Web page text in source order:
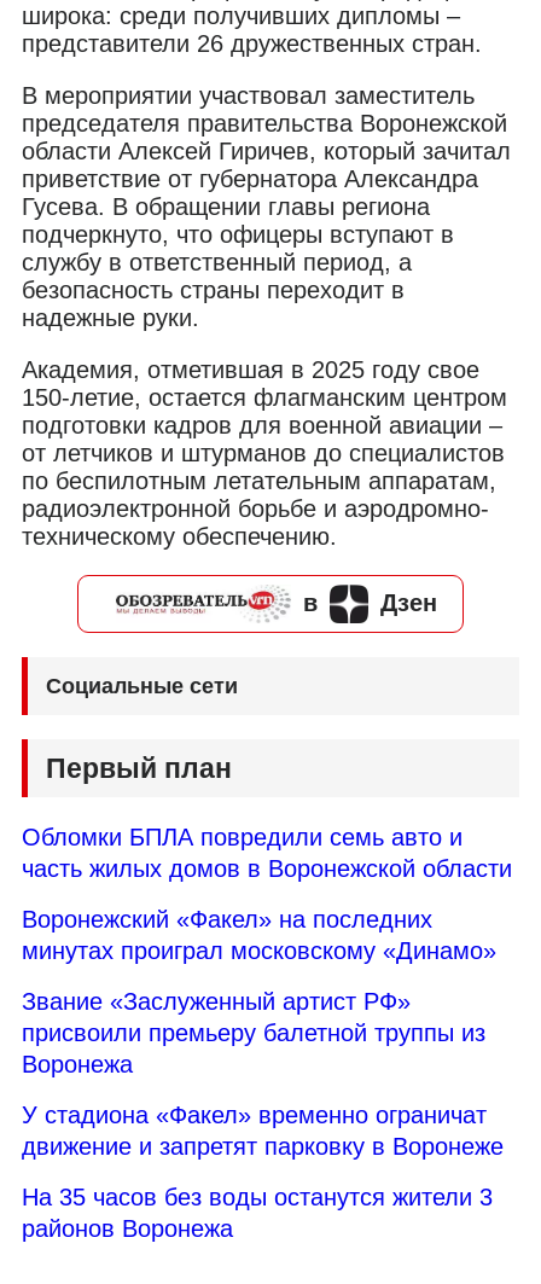
широка: среди получивших дипломы –
представители 26 дружественных стран.
В мероприятии участвовал заместитель
председателя правительства Воронежской
области Алексей Гиричев, который зачитал
приветствие от губернатора Александра
Гусева. В обращении главы региона
подчеркнуто, что офицеры вступают в
службу в ответственный период, а
безопасность страны переходит в
надежные руки.
Академия, отметившая в 2025 году свое
150-летие, остается флагманским центром
подготовки кадров для военной авиации –
от летчиков и штурманов до специалистов
по беспилотным летательным аппаратам,
радиоэлектронной борьбе и аэродромно-
техническому обеспечению.
в Дзен
Социальные сети
Первый план
Обломки БПЛА повредили семь авто и
часть жилых домов в Воронежской области
Воронежский «Факел» на последних
минутах проиграл московскому «Динамо»
Звание «Заслуженный артист РФ»
присвоили премьеру балетной труппы из
Воронежа
У стадиона «Факел» временно ограничат
движение и запретят парковку в Воронеже
На 35 часов без воды останутся жители 3
районов Воронежа